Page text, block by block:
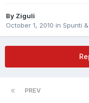
By Ziguli
October 1, 2010 in Spunti
PREV